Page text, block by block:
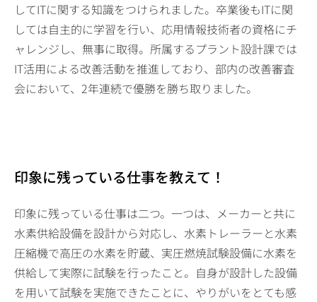
してITに関する知識をつけられました。卒業後もITに関
しては自主的に学習を行い、応用情報技術者の資格にチ
ャレンジし、無事に取得。所属するプラント設計課では
IT活用による改善活動を推進しており、部内の改善審査
会において、2年連続で優勝を勝ち取りました。
印象に残っている仕事を教えて！
印象に残っている仕事は二つ。一つは、メーカーと共に
水素供給設備を設計から対応し、水素トレーラーと水素
圧縮機で高圧の水素を貯蔵、実圧燃焼試験設備に水素を
供給して実際に試験を行ったこと。自身が設計した設備
を用いて試験を実施できたことに、やりがいをとても感